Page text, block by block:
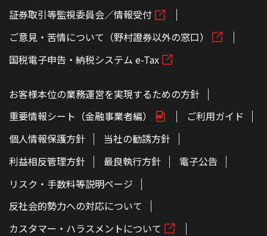
証券取引等監視委員会／情報受付
ご意見・苦情について（野村證券以外の窓口）
国税電子申告・納税システム e-Tax
お客様本位の業務運営を実現するための方針
重要情報シート（金融事業者編）
ご利用ガイド
個人情報保護方針
当社の勧誘方針
利益相反管理方針
最良執行方針
電子公告
リスク・手数料等説明ページ
反社会的勢力への対応について
カスタマー・ハラスメントについて